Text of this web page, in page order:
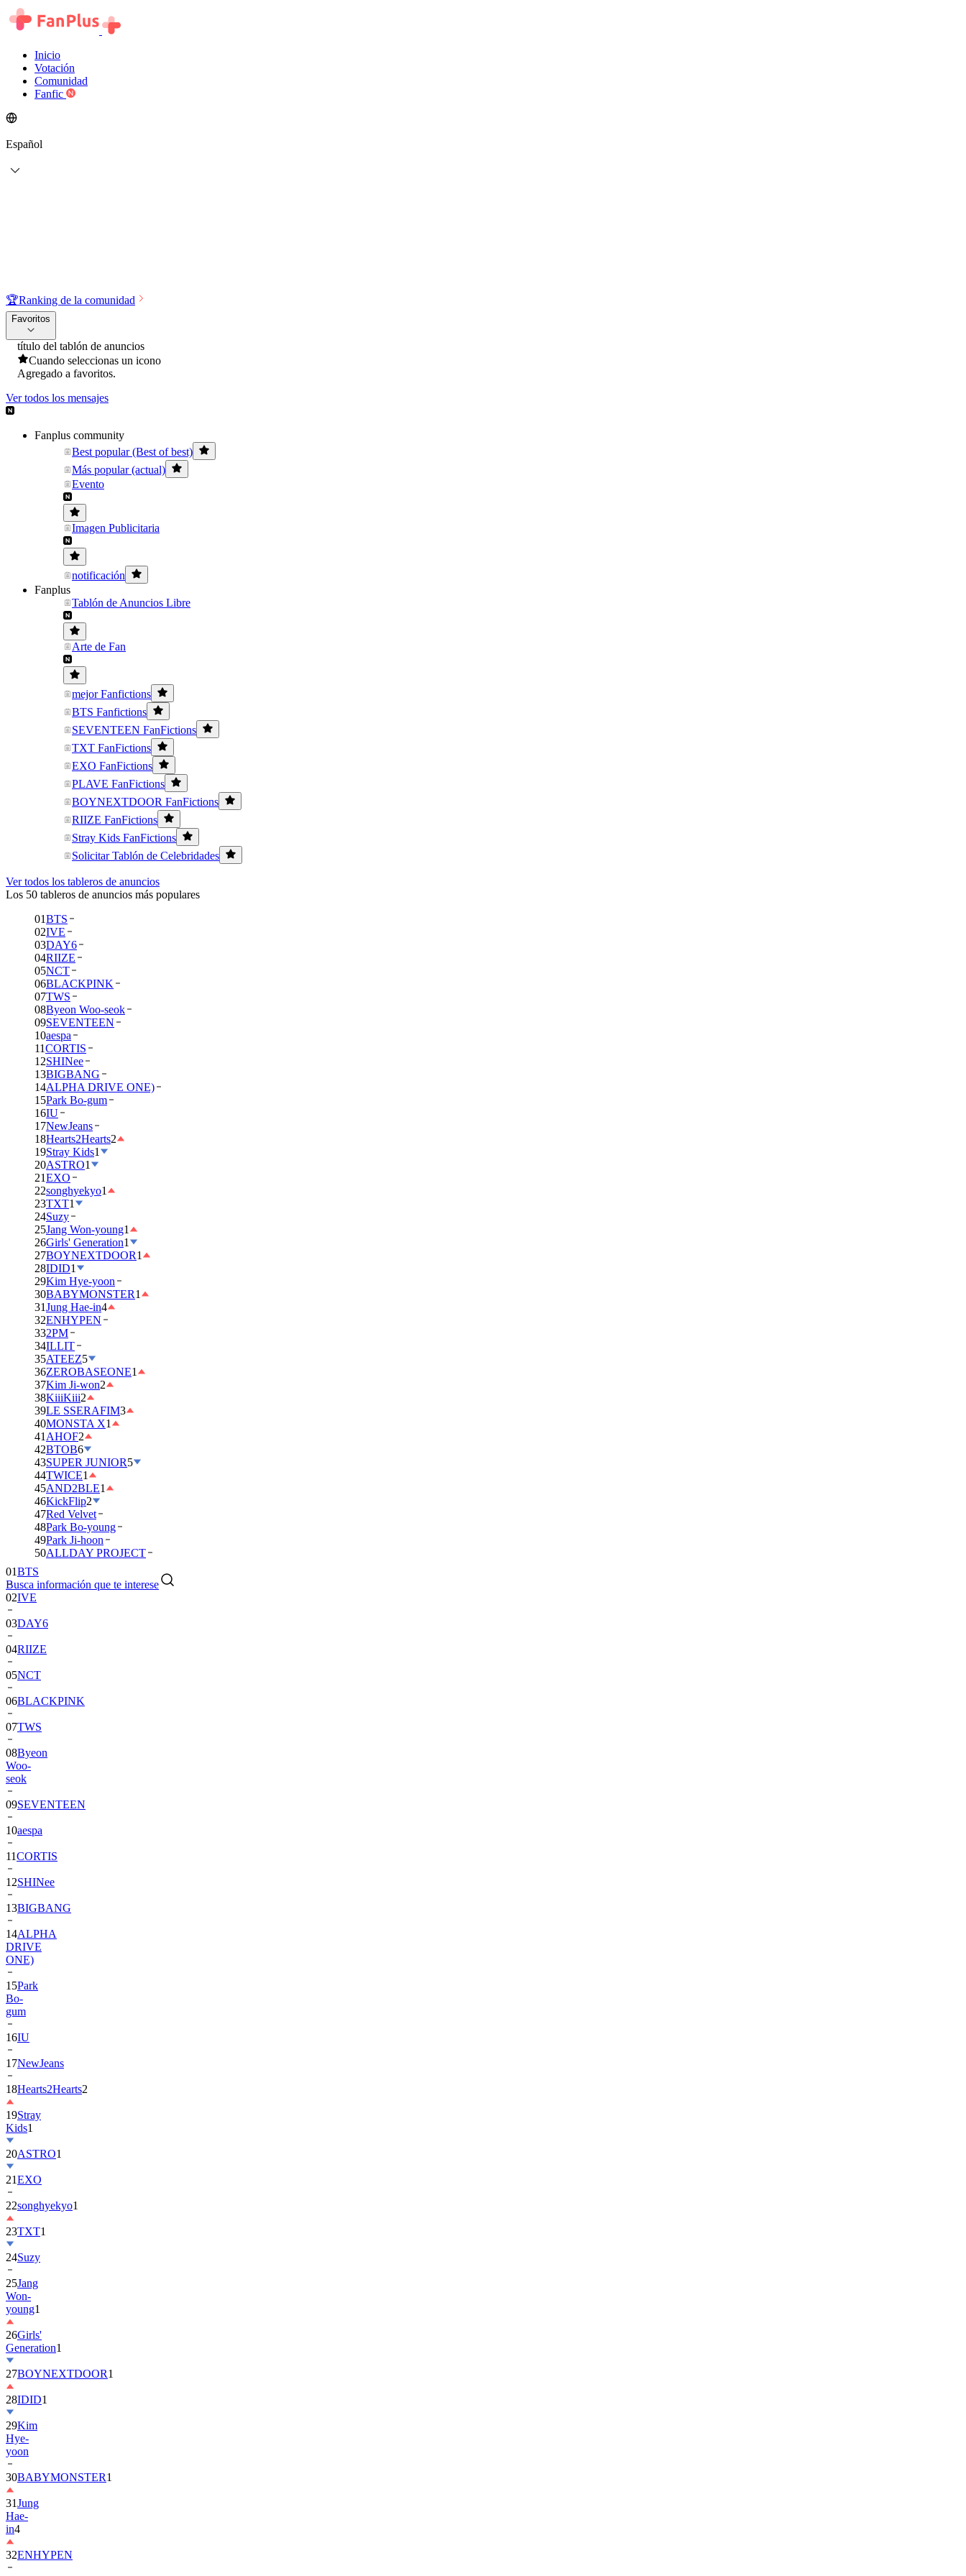
Inicio
Votación
Comunidad
Fanfic
Español
🏆Ranking de la comunidad
Favoritos
título del tablón de anuncios
Cuando seleccionas un icono
Agregado a favoritos.
Ver todos los mensajes
Fanplus community
Best popular (Best of best)
Más popular (actual)
Evento
Imagen Publicitaria
notificación
Fanplus
Tablón de Anuncios Libre
Arte de Fan
mejor Fanfictions
BTS Fanfictions
SEVENTEEN FanFictions
TXT FanFictions
EXO FanFictions
PLAVE FanFictions
BOYNEXTDOOR FanFictions
RIIZE FanFictions
Stray Kids FanFictions
Solicitar Tablón de Celebridades
Ver todos los tableros de anuncios
Los 50 tableros de anuncios más populares
01BTS
02IVE
03DAY6
04RIIZE
05NCT
06BLACKPINK
07TWS
08Byeon Woo-seok
09SEVENTEEN
10aespa
11CORTIS
12SHINee
13BIGBANG
14ALPHA DRIVE ONE)
15Park Bo-gum
16IU
17NewJeans
18Hearts2Hearts2
19Stray Kids1
20ASTRO1
21EXO
22songhyekyo1
23TXT1
24Suzy
25Jang Won-young1
26Girls' Generation1
27BOYNEXTDOOR1
28IDID1
29Kim Hye-yoon
30BABYMONSTER1
31Jung Hae-in4
32ENHYPEN
332PM
34ILLIT
35ATEEZ5
36ZEROBASEONE1
37Kim Ji-won2
38KiiiKiii2
39LE SSERAFIM3
40MONSTA X1
41 AHOF2
42BTOB6
43SUPER JUNIOR5
44TWICE1
45AND2BLE1
46KickFlip2
47Red Velvet
48Park Bo-young
49Park Ji-hoon
50ALLDAY PROJECT
Busca información que te interese
BTS
02IVE
03DAY6
04RIIZE
05NCT
06BLACKPINK
07TWS
08Byeon
Woo-
seok
09SEVENTEEN
10aespa
11CORTIS
12SHINee
13BIGBANG
14ALPHA
DRIVE
ONE)
15Park
Bo-
gum
16IU
17NewJeans
18Hearts2Hearts
19Stray
Kids
20ASTRO
21EXO
22songhyekyo
23TXT1
24Suzy
25Jang
Won-
young1
26Girls'
Generation
27BOYNEXTDOOR
28IDID1
29Kim
Hye-
yoon
30BABYMONSTER
31Jung
Hae-
in4
32ENHYPEN
332PM